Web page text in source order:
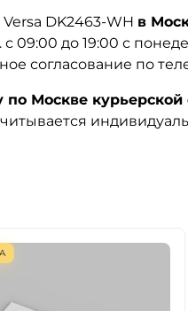
DK2463-WH в
с 09:00 до 19:00 с
согласование по
Москве курьерской